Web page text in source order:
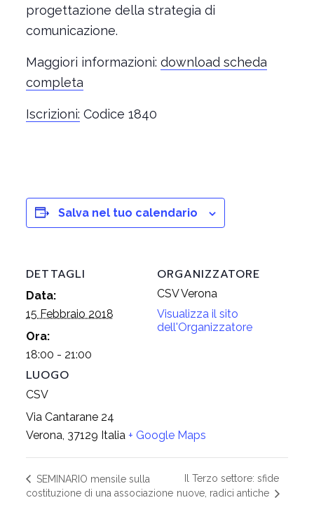
progettazione della strategia di
comunicazione.
Maggiori informazioni: download scheda
completa
Iscrizioni: Codice 1840
Salva nel tuo calendario
DETTAGLI
Data:
15 Febbraio 2018
Ora:
18:00 - 21:00
LUOGO
CSV
Via Cantarane 24
Verona, 37129 Italia + Google Maps
ORGANIZZATORE
CSV Verona
Visualizza il sito
dell'Organizzatore
SEMINARIO mensile sulla
costituzione di una associazione
Il Terzo settore: sfide
nuove, radici antiche